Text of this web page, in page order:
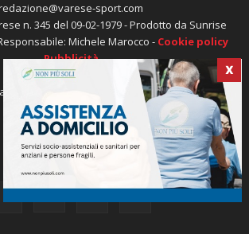
X
sport.com
n. 345 del 09-02-1979 - Prodotto da Sunrise
Michele Marocco - Cookie policy
Pubblicità
redazione@varese-sport.com
SEGUICI